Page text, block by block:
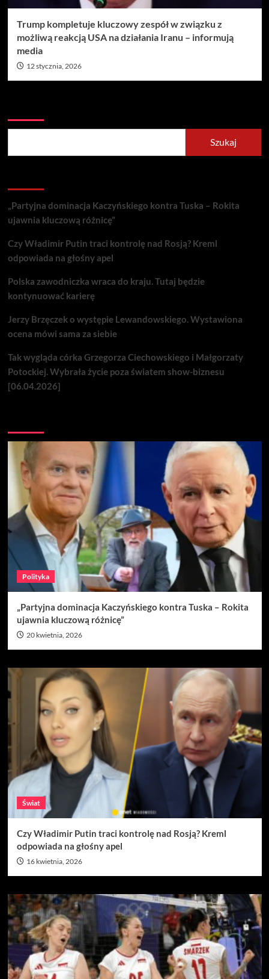
Trump kompletuje kluczowy zespół w związku z
możliwą reakcją USA na działania Iranu – informują
media
12 stycznia, 2026
Szukaj
„Partyjna dominacja Kaczyńskiego kontra Tuska – Rokita
ujawnia kluczową różnicę”
Czy Władimir Putin traci kontrolę nad Rosją? Kreml
odpowiada na głośny apel
Polska zawodniczka wraca do kraju. Tutaj będzie
kontynuować karierę
Jerzy Brzęczek o występie Lewandowskiego. Wystawiona
ocena mówi sama za siebie
Tak wygląda córka Grzegorza Ciechowskiego i Małgorzaty
Potockiej. Wybrała życie poza światem show-biznesu
[06.04.2026]
Polityka
„Partyjna dominacja Kaczyńskiego kontra Tuska – Rokita
ujawnia kluczową różnicę”
20 kwietnia, 2026
Świat
Czy Władimir Putin traci kontrolę nad Rosją? Kreml
odpowiada na głośny apel
16 kwietnia, 2026